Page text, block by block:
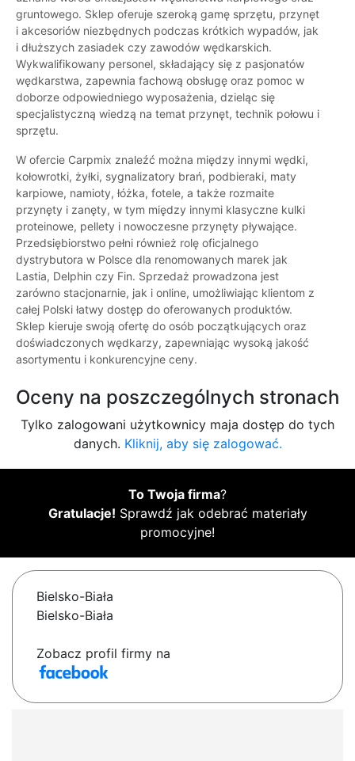
gruntowego. Sklep oferuje szeroką gamę sprzętu, przynęt
i akcesoriów niezbędnych podczas krótkich wypadów, jak
i dłuższych zasiadek czy zawodów wędkarskich.
Wykwalifikowany personel, składający się z pasjonatów
wędkarstwa, zapewnia fachową obsługę oraz pomoc w
doborze odpowiedniego wyposażenia, dzieląc się
specjalistyczną wiedzą na temat przynęt, technik połowu i
sprzętu.
W ofercie Carpmix znaleźć można między innymi wędki,
kołowrotki, żyłki, sygnalizatory brań, podbieraki, maty
karpiowe, namioty, łóżka, fotele, a także rozmaite
przynęty i zanęty, w tym między innymi klasyczne kulki
proteinowe, pellety i nowoczesne przynęty pływające.
Przedsiębiorstwo pełni również rolę oficjalnego
dystrybutora w Polsce dla renomowanych marek jak
Lastia, Delphin czy Fin. Sprzedaż prowadzona jest
zarówno stacjonarnie, jak i online, umożliwiając klientom z
całej Polski łatwy dostęp do oferowanych produktów.
Sklep kieruje swoją ofertę do osób początkujących oraz
doświadczonych wędkarzy, zapewniając wysoką jakość
asortymentu i konkurencyjne ceny.
Oceny na poszczególnych stronach
Tylko zalogowani użytkownicy maja dostęp do tych
danych. Kliknij, aby się zalogować.
To Twoja firma?
Gratulacje! Sprawdź jak odebrać materiały
promocyjne!
Bielsko-Biała
Bielsko-Biała
Zobacz profil firmy na